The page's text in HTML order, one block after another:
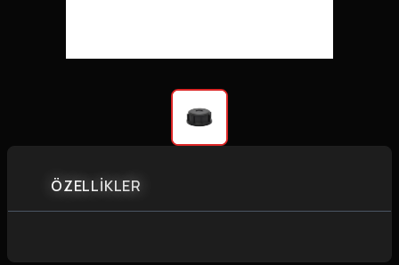
ÖZELLİKLER